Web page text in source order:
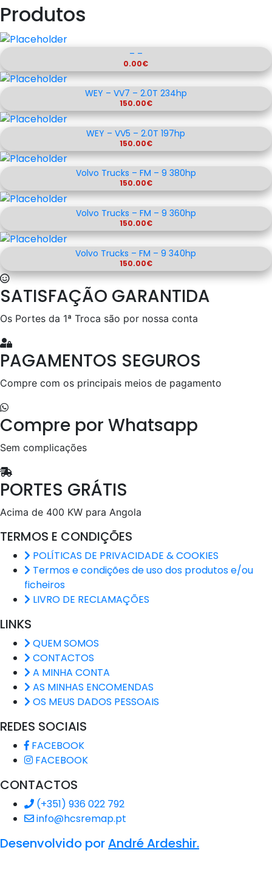
Produtos
– –
0.00€
WEY – VV7 – 2.0T 234hp
150.00€
WEY – VV5 – 2.0T 197hp
150.00€
Volvo Trucks – FM – 9 380hp
150.00€
Volvo Trucks – FM – 9 360hp
150.00€
Volvo Trucks – FM – 9 340hp
150.00€
SATISFAÇÃO GARANTIDA
Os Portes da 1ª Troca são por nossa conta
PAGAMENTOS SEGUROS
Compre com os principais meios de pagamento
Compre por Whatsapp
Sem complicações
PORTES GRÁTIS
Acima de 400 KW para Angola
TERMOS E CONDIÇÕES
POLÍTICAS DE PRIVACIDADE & COOKIES
Termos e condições de uso dos produtos e/ou
ficheiros
LIVRO DE RECLAMAÇÕES
LINKS
QUEM SOMOS
CONTACTOS
A MINHA CONTA
AS MINHAS ENCOMENDAS
OS MEUS DADOS PESSOAIS
REDES SOCIAIS
FACEBOOK
FACEBOOK
CONTACTOS
(+351) 936 022 792
info@hcsremap.pt
Desenvolvido porAndré Ardeshir.